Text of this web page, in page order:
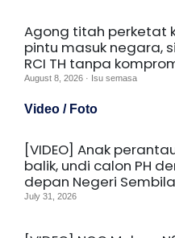
Agong titah perketat
pintu masuk negara,
RCI TH tanpa
August 8, 2026 · Isu semasa
Video / Foto
[VIDEO] Anak
balik, undi calon PH
depan Negeri
July 31, 2026